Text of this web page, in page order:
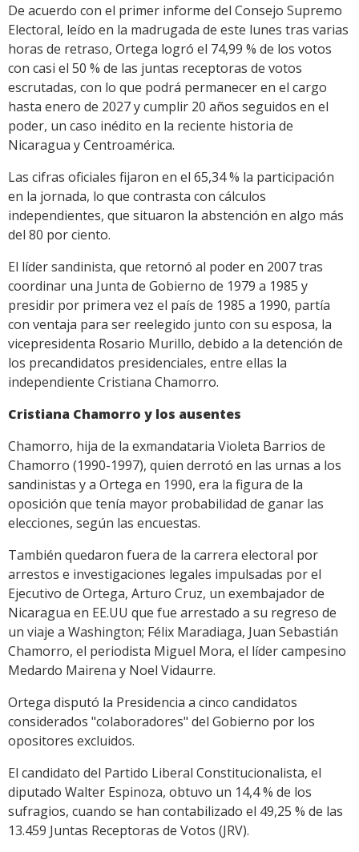
De acuerdo con el primer informe del Consejo Supremo
Electoral, leído en la madrugada de este lunes tras varias
horas de retraso, Ortega logró el 74,99 % de los votos
con casi el 50 % de las juntas receptoras de votos
escrutadas, con lo que podrá permanecer en el cargo
hasta enero de 2027 y cumplir 20 años seguidos en el
poder, un caso inédito en la reciente historia de
Nicaragua y Centroamérica.
Las cifras oficiales fijaron en el 65,34 % la participación
en la jornada, lo que contrasta con cálculos
independientes, que situaron la abstención en algo más
del 80 por ciento.
El líder sandinista, que retornó al poder en 2007 tras
coordinar una Junta de Gobierno de 1979 a 1985 y
presidir por primera vez el país de 1985 a 1990, partía
con ventaja para ser reelegido junto con su esposa, la
vicepresidenta Rosario Murillo, debido a la detención de
los precandidatos presidenciales, entre ellas la
independiente Cristiana Chamorro.
Cristiana Chamorro y los ausentes
Chamorro, hija de la exmandataria Violeta Barrios de
Chamorro (1990-1997), quien derrotó en las urnas a los
sandinistas y a Ortega en 1990, era la figura de la
oposición que tenía mayor probabilidad de ganar las
elecciones, según las encuestas.
También quedaron fuera de la carrera electoral por
arrestos e investigaciones legales impulsadas por el
Ejecutivo de Ortega, Arturo Cruz, un exembajador de
Nicaragua en EE.UU que fue arrestado a su regreso de
un viaje a Washington; Félix Maradiaga, Juan Sebastián
Chamorro, el periodista Miguel Mora, el líder campesino
Medardo Mairena y Noel Vidaurre.
Ortega disputó la Presidencia a cinco candidatos
considerados "colaboradores" del Gobierno por los
opositores excluidos.
El candidato del Partido Liberal Constitucionalista, el
diputado Walter Espinoza, obtuvo un 14,4 % de los
sufragios, cuando se han contabilizado el 49,25 % de las
13.459 Juntas Receptoras de Votos (JRV).